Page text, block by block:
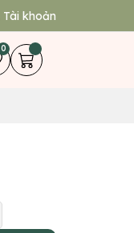
Tài khoản
0